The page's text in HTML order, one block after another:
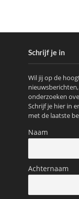
Schrijf je in
Wil jij op de
onderzoeken
Schrijf je hier in
met de laatste
Naam
Achternaam